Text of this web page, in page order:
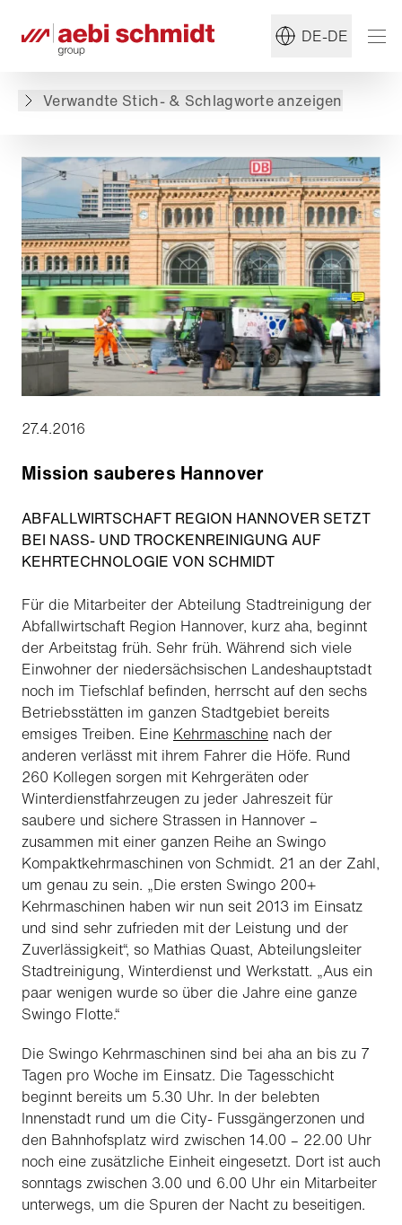
DE-DE
Verwandte Stich- & Schlagworte anzeigen
#Sommerdienst
27.4.2016
Mission sauberes Hannover
ABFALLWIRTSCHAFT REGION HANNOVER SETZT
BEI NASS- UND TROCKENREINIGUNG AUF
KEHRTECHNOLOGIE VON SCHMIDT
Für die Mitarbeiter der Abteilung Stadtreinigung der
Abfallwirtschaft Region Hannover, kurz aha, beginnt
der Arbeitstag früh. Sehr früh. Während sich viele
Einwohner der niedersächsischen Landeshauptstadt
noch im Tiefschlaf befinden, herrscht auf den sechs
Betriebsstätten im ganzen Stadtgebiet bereits
emsiges Treiben. Eine Kehrmaschine nach der
anderen verlässt mit ihrem Fahrer die Höfe. Rund
260 Kollegen sorgen mit Kehrgeräten oder
Winterdienstfahrzeugen zu jeder Jahreszeit für
saubere und sichere Strassen in Hannover –
zusammen mit einer ganzen Reihe an Swingo
Kompaktkehrmaschinen von Schmidt. 21 an der Zahl,
um genau zu sein. „Die ersten Swingo 200+
Kehrmaschinen haben wir nun seit 2013 im Einsatz
und sind sehr zufrieden mit der Leistung und der
Zuverlässigkeit“, so Mathias Quast, Abteilungsleiter
Stadtreinigung, Winterdienst und Werkstatt. „Aus ein
paar wenigen wurde so über die Jahre eine ganze
Swingo Flotte.“
Die Swingo Kehrmaschinen sind bei aha an bis zu 7
Tagen pro Woche im Einsatz. Die Tagesschicht
beginnt bereits um 5.30 Uhr. In der belebten
Innenstadt rund um die City- Fussgängerzonen und
den Bahnhofsplatz wird zwischen 14.00 – 22.00 Uhr
noch eine zusätzliche Einheit eingesetzt. Dort ist auch
sonntags zwischen 3.00 und 6.00 Uhr ein Mitarbeiter
unterwegs, um die Spuren der Nacht zu beseitigen.